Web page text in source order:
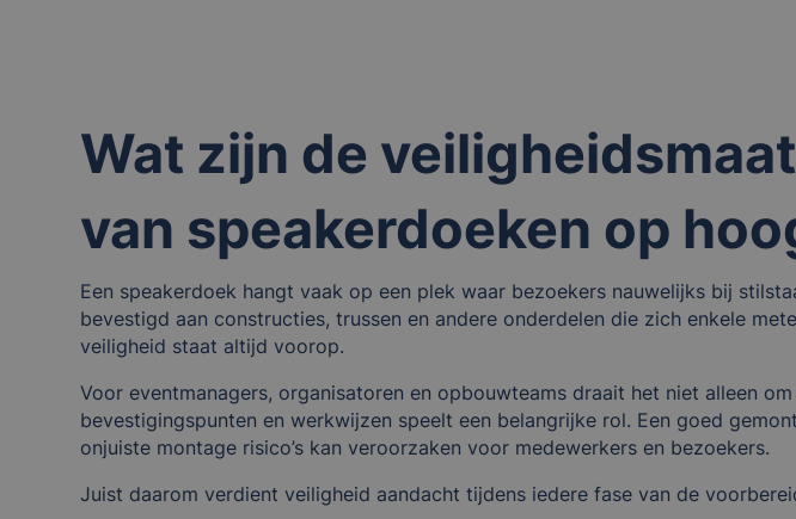
Wat zijn de
van speakerdoeken op
Een speakerdoek hangt vaak op een plek waar bezoekers nauwelijks bij
bevestigd aan constructies, trussen en andere onderdelen die zich enkele
veiligheid staat altijd voorop.
Voor eventmanagers, organisatoren en opbouwteams draait het niet alleen
bevestigingspunten en werkwijzen speelt een belangrijke rol. Een goed
onjuiste montage risico’s kan veroorzaken voor medewerkers en bezoekers.
Juist daarom verdient veiligheid aandacht tijdens iedere fase van de